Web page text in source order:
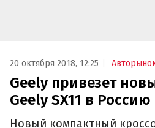
20 октября 2018, 12:25
Geely привезет
Geely SX11 в Россию
Новый компактный